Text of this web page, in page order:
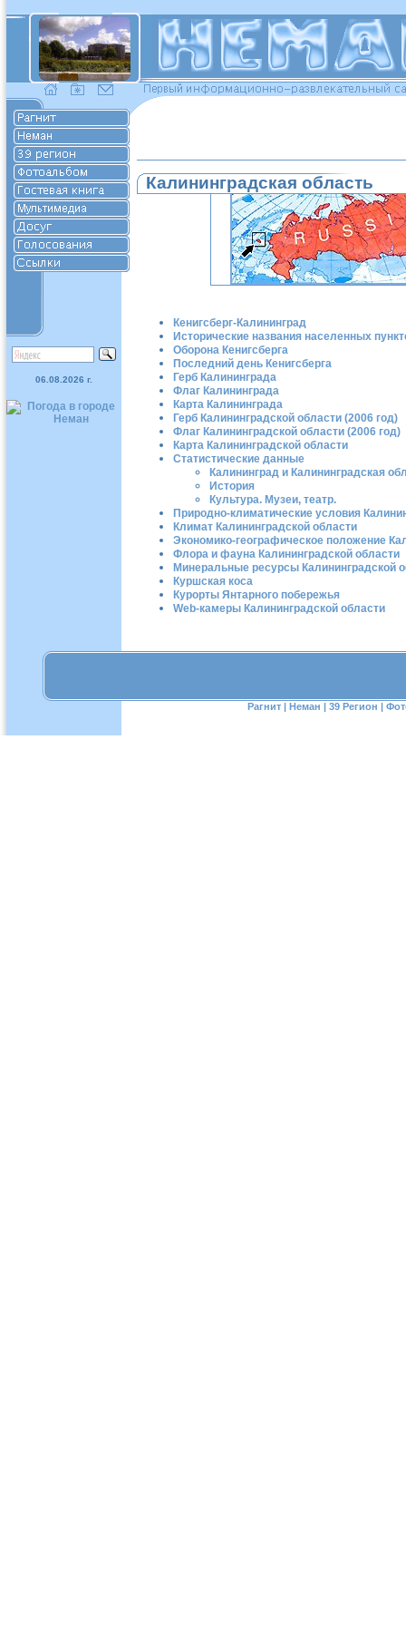
06.08.2026 г.
Калининградская область
Кенигсберг-Калининград
Исторические названия населенных
Оборона Кенигсберга
Последний день Кенигсберга
Герб Калининграда
Флаг Калининграда
Карта Калининграда
Герб Калининградской области (2006 год)
Флаг Калининградской области (2006 год)
Карта Калининградской области
Статистические данные
Калининград и Калининградская
История
Культура. Музеи, театр.
Природно-климатические условия
Климат Калининградской области
Экономико-географическое положение
Флора и фауна Калининградской области
Минеральные ресурсы Калининградской
Куршская коса
Курорты Янтарного побережья
Web-камеры Калининградской области
Рагнит | Неман | 39 Регион |